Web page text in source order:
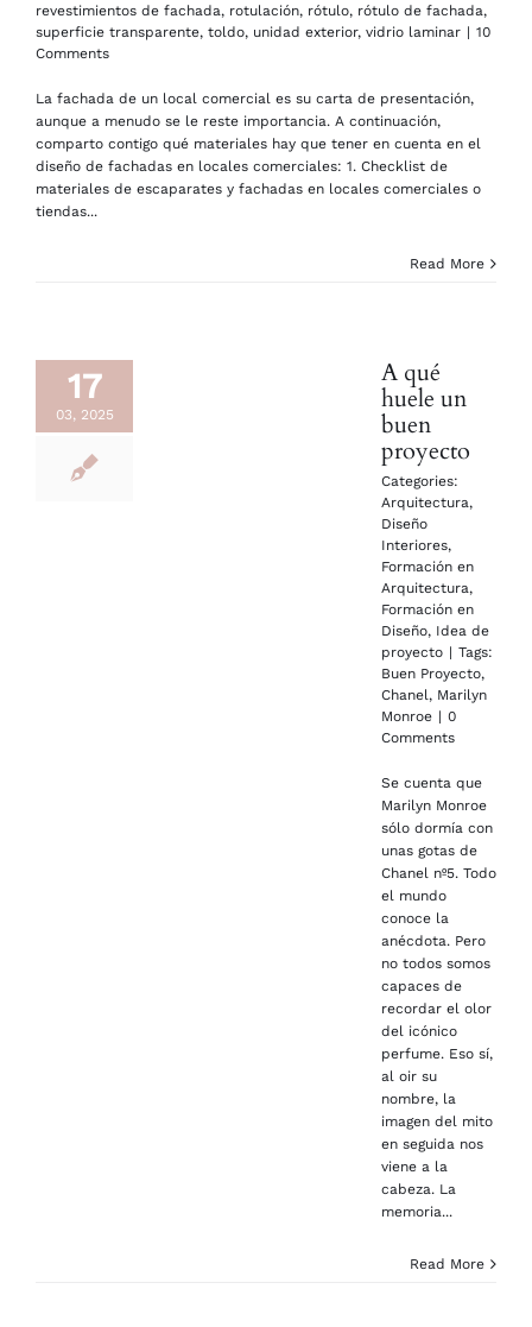
revestimientos de fachada, rotulación, rótulo, rótulo de fachada,
superficie transparente, toldo, unidad exterior, vidrio laminar | 10
Comments
La fachada de un local comercial es su carta de presentación,
aunque a menudo se le reste importancia. A continuación,
comparto contigo qué materiales hay que tener en cuenta en el
diseño de fachadas en locales comerciales: 1. Checklist de
materiales de escaparates y fachadas en locales comerciales o
tiendas...
Read More
17
03, 2025
A qué
huele un
buen
proyecto
Categories:
Arquitectura,
Diseño
Interiores,
Formación en
Arquitectura,
Formación en
Diseño, Idea de
proyecto | Tags:
Buen Proyecto,
Chanel, Marilyn
Monroe | 0
Comments
Se cuenta que
Marilyn Monroe
sólo dormía con
unas gotas de
Chanel nº5. Todo
el mundo
conoce la
anécdota. Pero
no todos somos
capaces de
recordar el olor
del icónico
perfume. Eso sí,
al oir su
nombre, la
imagen del mito
en seguida nos
viene a la
cabeza. La
memoria...
Read More